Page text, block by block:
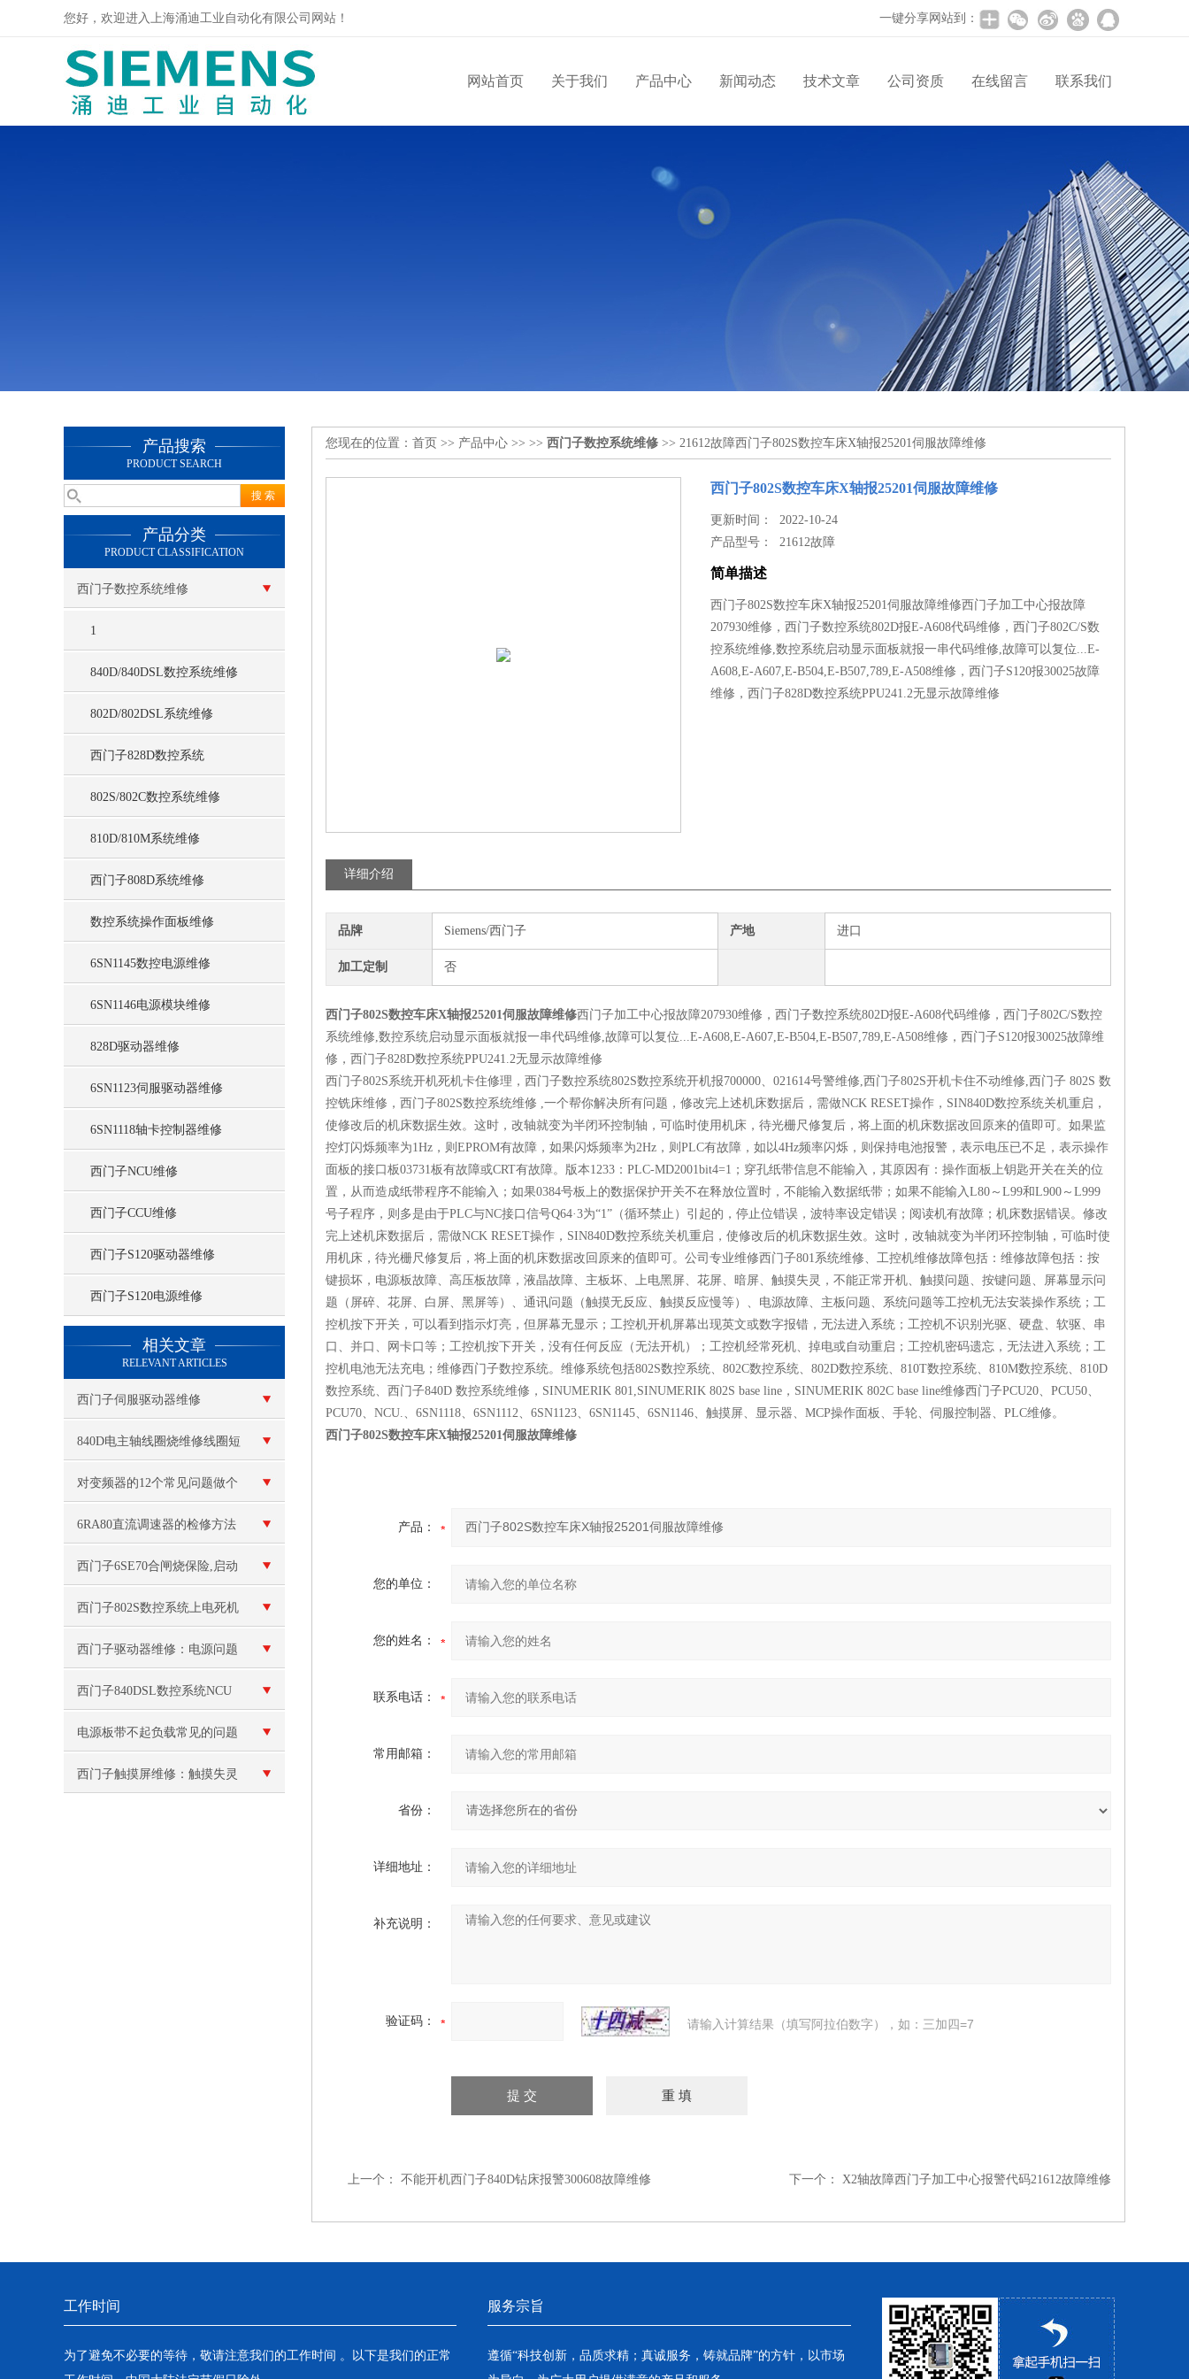
您好，欢迎进入上海涌迪工业自动化有限公司网站！ 一键分享网站到：
网站首页 关于我们 产品中心 新闻动态 技术文章 公司资质 在线留言 联系我们
产品搜索
PRODUCT SEARCH
产品分类
PRODUCT CLASSIFICATION
西门子数控系统维修
1
840D/840DSL数控系统维修
802D/802DSL系统维修
西门子828D数控系统
802S/802C数控系统维修
810D/810M系统维修
西门子808D系统维修
数控系统操作面板维修
6SN1145数控电源维修
6SN1146电源模块维修
828D驱动器维修
6SN1123伺服驱动器维修
6SN1118轴卡控制器维修
西门子NCU维修
西门子CCU维修
西门子S120驱动器维修
西门子S120电源维修
相关文章
RELEVANT ARTICLES
西门子伺服驱动器维修
840D电主轴线圈烧维修线圈短
路
对变频器的12个常见问题做个
解答
6RA80直流调速器的检修方法
西门子6SE70合闸烧保险,启动
跳闸维修
西门子802S数控系统上电死机
西门子驱动器维修：电源问题
西门子840DSL数控系统NCU
模块坏
电源板带不起负载常见的问题
和解决方法
西门子触摸屏维修：触摸失灵
您现在的位置： 首页 >> 产品中心 >> >> 西门子数控系统维修 >> 21612故障西门子802S数控车床X轴报25201伺服故障维修
西门子802S数控车床X轴报25201伺服故障维修
更新时间： 2022-10-24
产品型号：21612故障
简单描述
西门子802S数控车床X轴报25201伺服故障维修西门子加工中心报故障
207930维修，西门子数控系统802D报E-A608代码维修，西门子802C/S数
控系统维修,数控系统启动显示面板就报一串代码维修,故障可以复位...E-
A608,E-A607,E-B504,E-B507,789,E-A508维修，西门子S120报30025故障
维修，西门子828D数控系统PPU241.2无显示故障维修
详细介绍
品牌 Siemens/西门子 产地 进口
加工定制 否
西门子802S数控车床X轴报25201伺服故障维修西门子加工中心报故障207930维修，西门子数控系统802D报E-A608代码维修，西门子802C/S数控
系统维修,数控系统启动显示面板就报一串代码维修,故障可以复位...E-A608,E-A607,E-B504,E-B507,789,E-A508维修，西门子S120报30025故障维
修，西门子828D数控系统PPU241.2无显示故障维修
西门子802S系统开机死机卡住修理，西门子数控系统802S数控系统开机报700000、021614号警维修,西门子802S开机卡住不动维修,西门子 802S 数
控铣床维修，西门子802S数控系统维修 ,一个帮你解决所有问题，修改完上述机床数据后，需做NCK RESET操作，SIN840D数控系统关机重启，
使修改后的机床数据生效。这时，改轴就变为半闭环控制轴，可临时使用机床，待光栅尺修复后，将上面的机床数据改回原来的值即可。如果监
控灯闪烁频率为1Hz，则EPROM有故障，如果闪烁频率为2Hz，则PLC有故障，如以4Hz频率闪烁，则保持电池报警，表示电压已不足，表示操作
面板的接口板03731板有故障或CRT有故障。版本1233：PLC-MD2001bit4=1；穿孔纸带信息不能输入，其原因有：操作面板上钥匙开关在关的位
置，从而造成纸带程序不能输入；如果0384号板上的数据保护开关不在释放位置时，不能输入数据纸带；如果不能输入L80～L99和L900～L999
号子程序，则多是由于PLC与NC接口信号Q64·3为“1”（循环禁止）引起的，停止位错误，波特率设定错误；阅读机有故障；机床数据错误。修改
完上述机床数据后，需做NCK RESET操作，SIN840D数控系统关机重启，使修改后的机床数据生效。这时，改轴就变为半闭环控制轴，可临时使
用机床，待光栅尺修复后，将上面的机床数据改回原来的值即可。公司专业维修西门子801系统维修、工控机维修故障包括：维修故障包括：按
键损坏，电源板故障、高压板故障，液晶故障、主板坏、上电黑屏、花屏、暗屏、触摸失灵，不能正常开机、触摸问题、按键问题、屏幕显示问
题（屏碎、花屏、白屏、黑屏等）、通讯问题（触摸无反应、触摸反应慢等）、电源故障、主板问题、系统问题等工控机无法安装操作系统；工
控机按下开关，可以看到指示灯亮，但屏幕无显示；工控机开机屏幕出现英文或数字报错，无法进入系统；工控机不识别光驱、硬盘、软驱、串
口、并口、网卡口等；工控机按下开关，没有任何反应（无法开机）；工控机经常死机、掉电或自动重启；工控机密码遗忘，无法进入系统；工
控机电池无法充电；维修西门子数控系统。维修系统包括802S数控系统、802C数控系统、802D数控系统、810T数控系统、810M数控系统、810D
数控系统、西门子840D 数控系统维修，SINUMERIK 801,SINUMERIK 802S base line，SINUMERIK 802C base line维修西门子PCU20、PCU50、
PCU70、NCU.、6SN1118、6SN1112、6SN1123、6SN1145、6SN1146、触摸屏、显示器、MCP操作面板、手轮、伺服控制器、PLC维修。
西门子802S数控车床X轴报25201伺服故障维修
产品：
您的单位：
您的姓名：
联系电话：
常用邮箱：
省份：
详细地址：
补充说明：
验证码： 请输入计算结果（填写阿拉伯数字），如：三加四=7
上一个： 不能开机西门子840D钻床报警300608故障维修 下一个： X2轴故障西门子加工中心报警代码21612故障维修
工作时间
为了避免不必要的等待，敬请注意我们的工作时间 。以下是我们的正常
服务宗旨
遵循“科技创新，品质求精；真诚服务，铸就品牌”的方针，以市场